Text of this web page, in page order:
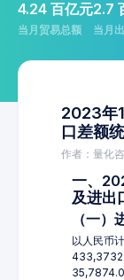
4.24 百亿元
当月贸易总额
2.7
当月
2023年
口差额
作者：量化
一、
及进出
（一）
以人民币